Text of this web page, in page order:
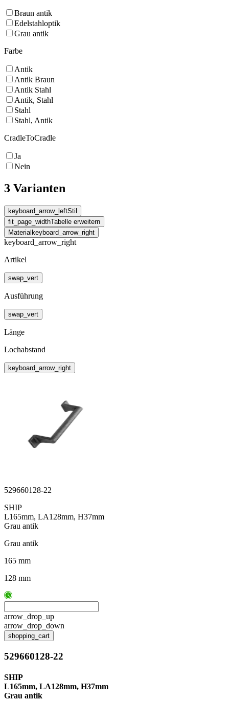
Braun antik
Edelstahloptik
Grau antik
Farbe
Antik
Antik Braun
Antik Stahl
Antik, Stahl
Stahl
Stahl, Antik
CradleToCradle
Ja
Nein
3 Varianten
keyboard_arrow_leftStil
fit_page_widthTabelle erweitern
Material keyboard_arrow_right
keyboard_arrow_right
Artikel
swap_vert
Ausführung
swap_vert
Länge
Lochabstand
keyboard_arrow_right
529660128-22
SHIP
L165mm, LA128mm, H37mm
Grau antik
Grau antik
165 mm
128 mm
arrow_drop_up
arrow_drop_down
shopping_cart
529660128-22
SHIP
L165mm, LA128mm, H37mm
Grau antik